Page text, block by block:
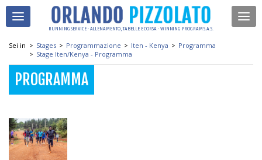
RUNNING SERVICE - ALLENAMENTO, TABELLE E CORSA - WINNING PROGRAM S.A.S.
Sei in > Stages > Programmazione > Iten - Kenya > Programma
> Stage Iten/Kenya - Programma
PROGRAMMA